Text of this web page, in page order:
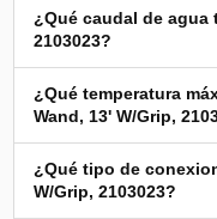
¿Qué caudal de agua
2103023?
¿Qué temperatura
Wand, 13' W/Grip,
¿Qué tipo de
W/Grip, 2103023?